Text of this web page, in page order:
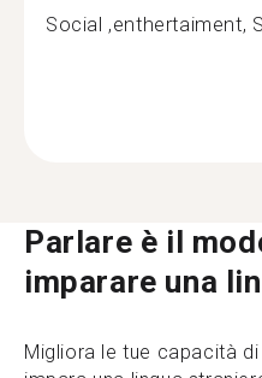
Social ,enthertaiment,
Parlare è il
imparare una
Migliora le tue capacità